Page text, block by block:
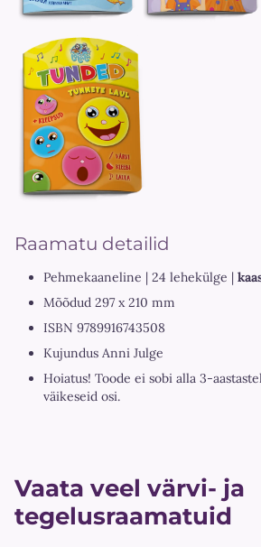
Raamatu detailid
Pehmekaaneline | 24 lehekülge |
Mõõdud 297 x 210 mm
ISBN 9789916743508
Kujundus Anni Julge
Hoiatus! Toode ei sobi alla 3-
väikeseid osi.
Vaata veel värvi- ja
tegelusraamatuid